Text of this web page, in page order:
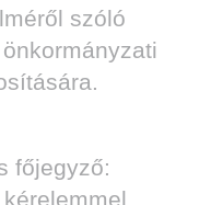
szóló
főjegyző: